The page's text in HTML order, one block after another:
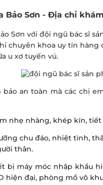
Bảo Sơn - Địa chỉ
Sơn với đội ngũ bác sĩ
chuyên khoa uy tín
u xơ tuyến vú.
bảo an toàn mà các chị
nhẹ nhàng, khép kín,
chu đáo, nhiệt tình,
thân.
bị máy móc nhập khẩu
hiện đại, phòng mổ vô